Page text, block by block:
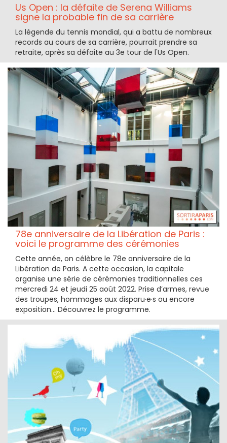
Us Open : la défaite de Serena Williams
signe la probable fin de sa carrière
La légende du tennis mondial, qui a battu de nombreux
records au cours de sa carrière, pourrait prendre sa
retraite, après sa défaite au 3e tour de l'Us Open.
78e anniversaire de la Libération de Paris :
voici le programme des cérémonies
Cette année, on célèbre le 78e anniversaire de la
Libération de Paris. A cette occasion, la capitale
organise une série de cérémonies traditionnelles ces
mercredi 24 et jeudi 25 août 2022. Prise d’armes, revue
des troupes, hommages aux disparu·e·s ou encore
exposition... Découvrez le programme.